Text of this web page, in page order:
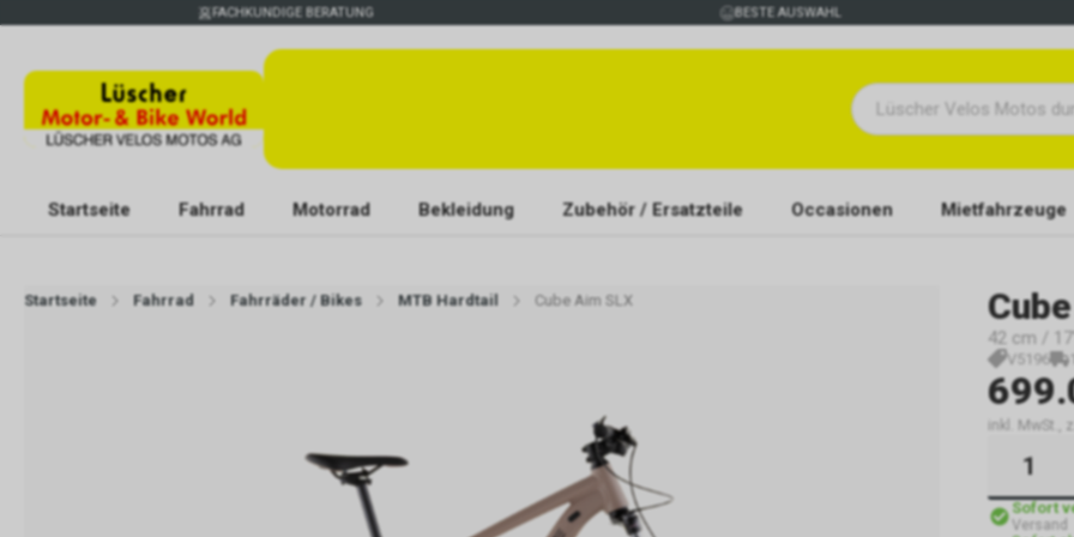
FACHKUNDIGE BERATUNG BESTE AUSWAHL
Startseite Fahrrad Motorrad Bekleidung Zubehör / Ersatzteile Occasionen Mietfahrzeuge
Startseite Fahrrad Fahrräder / Bikes MTB Hardtail Cube Aim SLX Cube
42 cm /
V5196
inkl. MwSt.,
Sofort
Versand